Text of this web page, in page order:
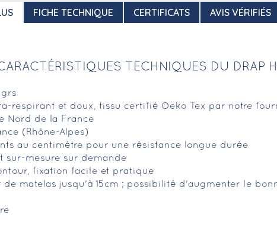
FICHE TECHNIQUE CERTIFICATS AVIS VÉRIFIÉS
TECHNIQUES DU DRAP
grs
respirant et doux, tissu certifié Oeko Tex par notre
Nord de la France
(Rhône-Alpes)
au centimètre pour une résistance longue durée
sur-mesure sur demande
fixation facile et pratique
matelas jusqu'à 15cm ; possibilité d'augmenter le